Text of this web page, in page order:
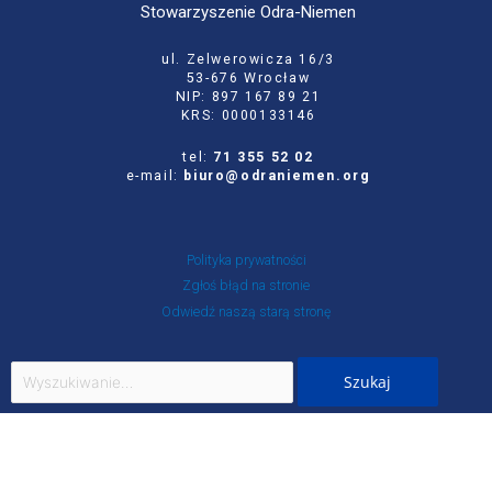
Stowarzyszenie Odra-Niemen
ul. Zelwerowicza 16/3
53-676 Wrocław
NIP: 897 167 89 21
KRS: 0000133146
tel: 71 355 52 02
e-mail:
biuro@odraniemen.org
Polityka prywatności
Zgłoś błąd na stronie
Odwiedź naszą starą stronę
Szukaj
dla: